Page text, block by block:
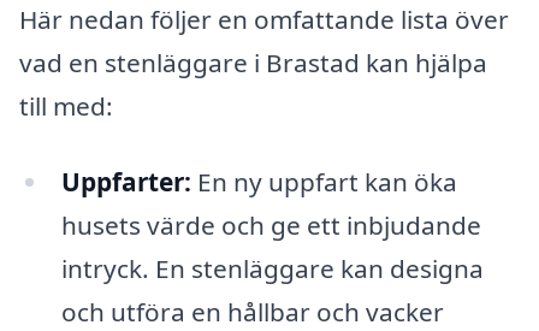
Här nedan följer en omfattande lista över
vad en stenläggare i Brastad kan hjälpa
till med:
Uppfarter: En ny uppfart kan öka
husets värde och ge ett inbjudande
intryck. En stenläggare kan designa
och utföra en hållbar och vacker